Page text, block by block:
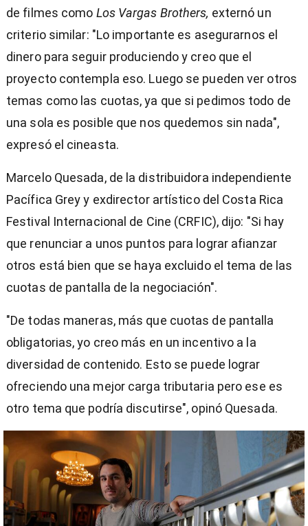
de filmes como Los Vargas Brothers, externó un
criterio similar: "Lo importante es asegurarnos el
dinero para seguir produciendo y creo que el
proyecto contempla eso. Luego se pueden ver otros
temas como las cuotas, ya que si pedimos todo de
una sola es posible que nos quedemos sin nada",
expresó el cineasta.
Marcelo Quesada, de la distribuidora independiente
Pacífica Grey y exdirector artístico del Costa Rica
Festival Internacional de Cine (CRFIC), dijo: "Si hay
que renunciar a unos puntos para lograr afianzar
otros está bien que se haya excluido el tema de las
cuotas de pantalla de la negociación".
"De todas maneras, más que cuotas de pantalla
obligatorias, yo creo más en un incentivo a la
diversidad de contenido. Esto se puede lograr
ofreciendo una mejor carga tributaria pero ese es
otro tema que podría discutirse", opinó Quesada.